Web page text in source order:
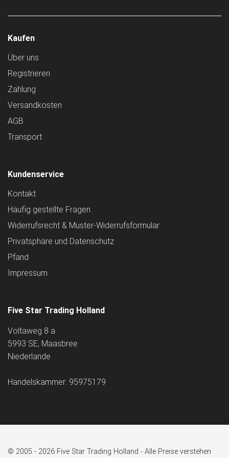
Kaufen
Über uns
Registrieren
Zahlung
Versandkosten
AGB
Transport
Kundenservice
Kontakt
Häufig gestellte Fragen
Widerrufsrecht & Muster-Widerrufsformular
Privatsphäre und Datenschutz
Pfand
Impressum
Five Star Trading Holland
Voltaweg 8 a
5993 SE, Maasbree
Niederlande
Handelskammer: 95975179
© 2005 - 2026 Five Star Trading Holland - Alle Preise verstehen